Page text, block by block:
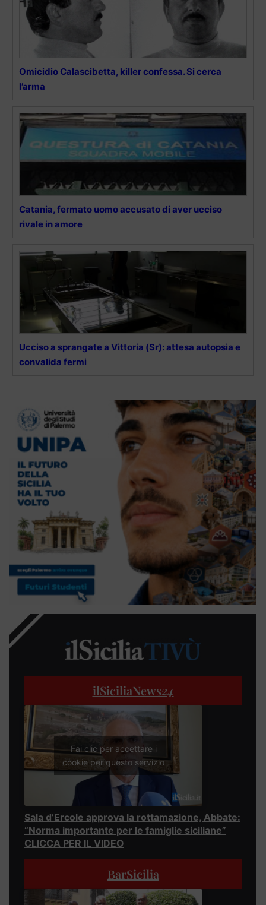
Omicidio Calascibetta, killer confessa. Si cerca
l’arma
Catania, fermato uomo accusato di aver ucciso
rivale in amore
Ucciso a sprangate a Vittoria (Sr): attesa autopsia e
convalida fermi
ilSiciliaNews24
Fai clic per accettare i
cookie per questo servizio
Sala d’Ercole approva la rottamazione, Abbate:
“Norma importante per le famiglie siciliane”
CLICCA PER IL VIDEO
BarSicilia